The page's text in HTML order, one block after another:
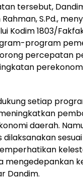
tersebut,
S.Pd.,
Kodim 1803/
program
percepatan
setiap
daerah.
dilaksanakan
mengedepankan
Dandim.